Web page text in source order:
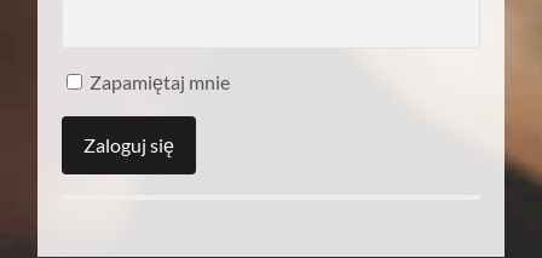
Zapamiętaj mnie